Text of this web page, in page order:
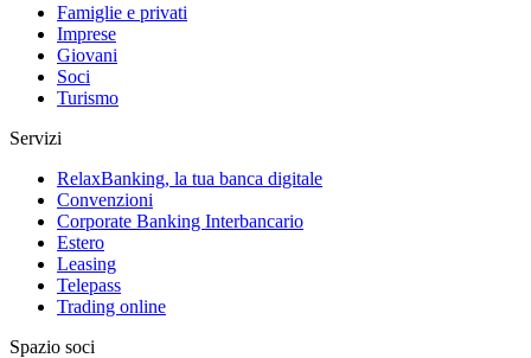
Famiglie e privati
Imprese
Giovani
Soci
Turismo
Servizi
RelaxBanking, la tua banca digitale
Convenzioni
Corporate Banking Interbancario
Estero
Leasing
Telepass
Trading online
Spazio soci